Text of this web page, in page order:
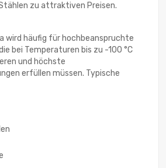
zu attraktiven Preisen.
wird häufig für hochbeanspruchte
bei Temperaturen bis zu -100 °C
und höchste
erfüllen müssen. Typische